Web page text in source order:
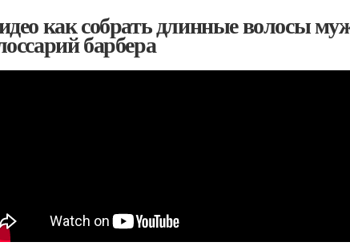
как собрать длинные волосы
барбера